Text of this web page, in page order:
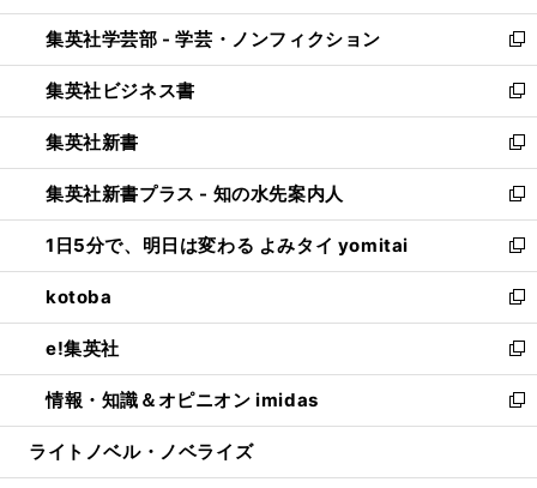
開
く
ウ
で
開
く
ン
ド
ウ
で
開
く
ウ
ィ
ン
ド
ウ
で
開
く
集英社学芸部 - 学芸・ノンフィクション
新
し
い
ウ
ィ
ン
ド
ウ
で
開
く
集英社ビジネス書
新
し
い
ウ
ィ
ン
ド
ウ
で
開
く
集英社新書
新
し
い
ウ
ィ
ン
ド
ウ
で
開
く
集英社新書プラス - 知の水先案内人
新
し
い
ウ
ィ
ン
ド
ウ
で
開
1日5分で、明日は変わる よみタイ yomitai
新
し
い
ウ
ィ
ン
ド
ウ
開
kotoba
新
し
い
ウ
ィ
ン
ウ
e!集英社
新
し
い
ウ
ン
情報・知識＆オピニオン imidas
新
し
ウ
ライトノベル・ノベライズ